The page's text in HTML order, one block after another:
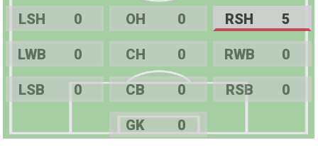
LSH 0 OH 0 RSH 5
LWB 0 CH 0 RWB 0
LSB 0 CB 0 RSB 0
GK 0